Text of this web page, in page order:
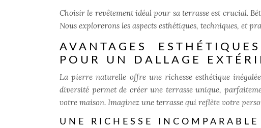
Choisir le revêtement idéal pour sa terrasse est crucial.
Nous explorerons les aspects esthétiques, techniques, et
AVANTAGES
POUR UN DALLAGE
La pierre naturelle offre une richesse esthétique
diversité permet de créer une terrasse unique,
votre maison. Imaginez une terrasse qui reflète votre
UNE RICHESSE